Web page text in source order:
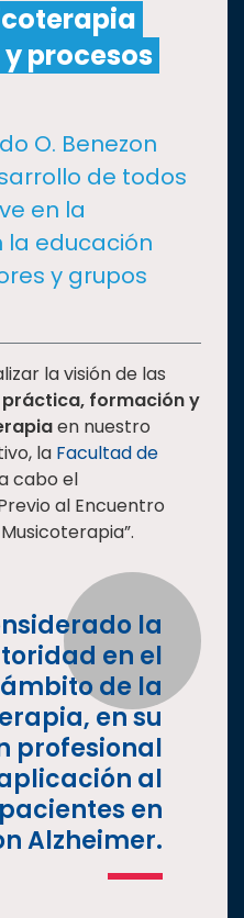
procesos
O. Benezon
de todos
en la
la educación
y grupos
la visión de las
práctica, formación y
en nuestro
la Facultad de
cabo el
al Encuentro
la
en el
ámbito de la
en su
profesional
al
en
Alzheimer.